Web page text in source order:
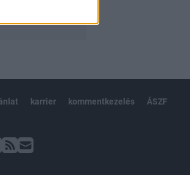
karrier kommentkezelés ÁSZF